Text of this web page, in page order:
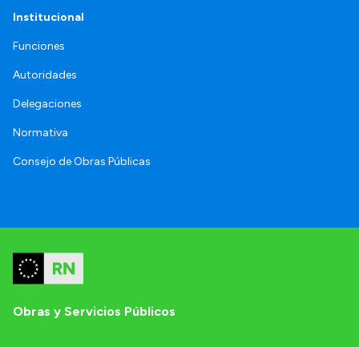
Institucional
Funciones
Autoridades
Delegaciones
Normativa
Consejo de Obras Públicas
Obras y Servicios Públicos